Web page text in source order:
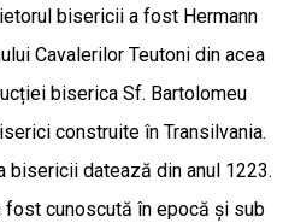
bisericii a fost Hermann
Cavalerilor Teutoni din acea
biserica Sf. Bartolomeu
construite în Transilvania.
bisericii datează din anul 1223.
fost cunoscută în epocă și sub